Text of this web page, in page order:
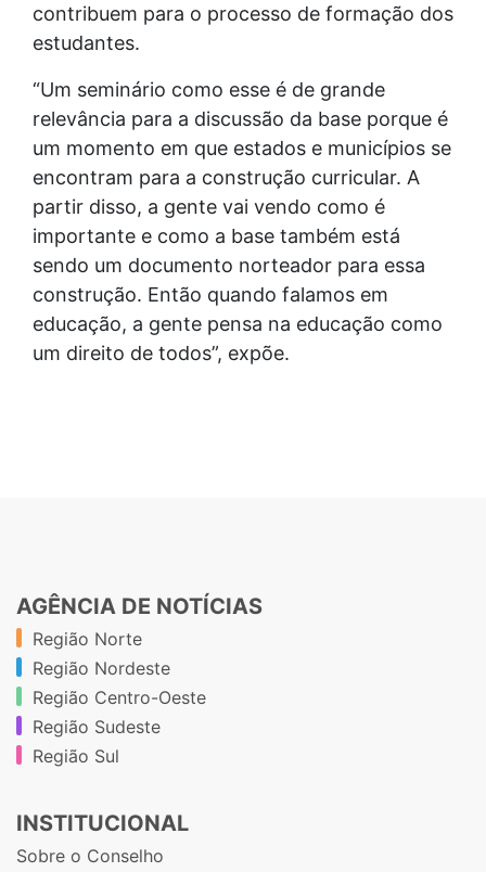
contribuem para o processo de formação dos
estudantes.
“Um seminário como esse é de grande
relevância para a discussão da base porque é
um momento em que estados e municípios se
encontram para a construção curricular. A
partir disso, a gente vai vendo como é
importante e como a base também está
sendo um documento norteador para essa
construção. Então quando falamos em
educação, a gente pensa na educação como
um direito de todos”, expõe.
AGÊNCIA DE NOTÍCIAS
Região Norte
Região Nordeste
Região Centro-Oeste
Região Sudeste
Região Sul
INSTITUCIONAL
Sobre o Conselho